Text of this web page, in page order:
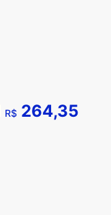
R$ 264,35